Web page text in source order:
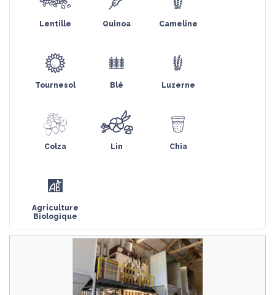
Lentille Quinoa Cameline
Tournesol Blé Luzerne
Colza Lin Chia
Agriculture
Biologique